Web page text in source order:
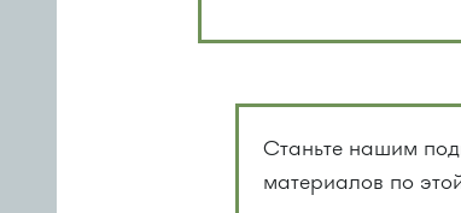
Станьте нашим
материалов по